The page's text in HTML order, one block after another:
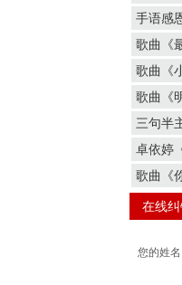
手语感
歌曲《
歌曲《
歌曲《
三句半
卓依婷
歌曲《
在线纠
您的姓名